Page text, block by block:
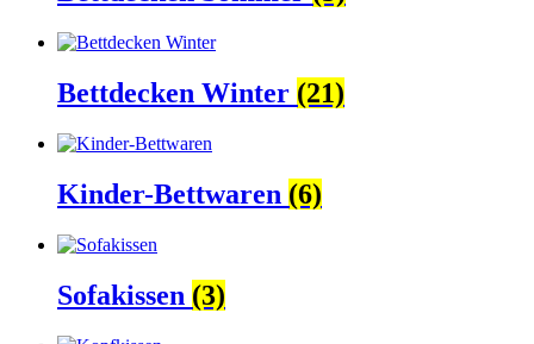
Bettdecken Winter (21)
Kinder-Bettwaren (6)
Sofakissen (3)